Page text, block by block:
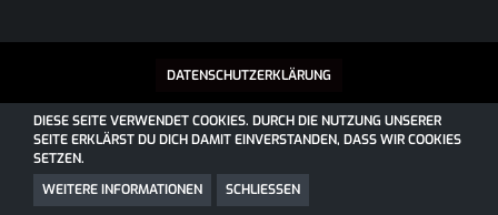
DATENSCHUTZERKLÄRUNG
SOCIALBOX, ENTWICKELT VON WEBEXPANDED
COMMUNITY-DESIGN: COMMUNITYVON
DIESE SEITE VERWENDET COOKIES. DURCH DIE NUTZUNG UNSERER
SEITE ERKLÄRST DU DICH DAMIT EINVERSTANDEN, DASS WIR COOKIES
SETZEN.
WEITERE INFORMATIONEN
SCHLIESSEN